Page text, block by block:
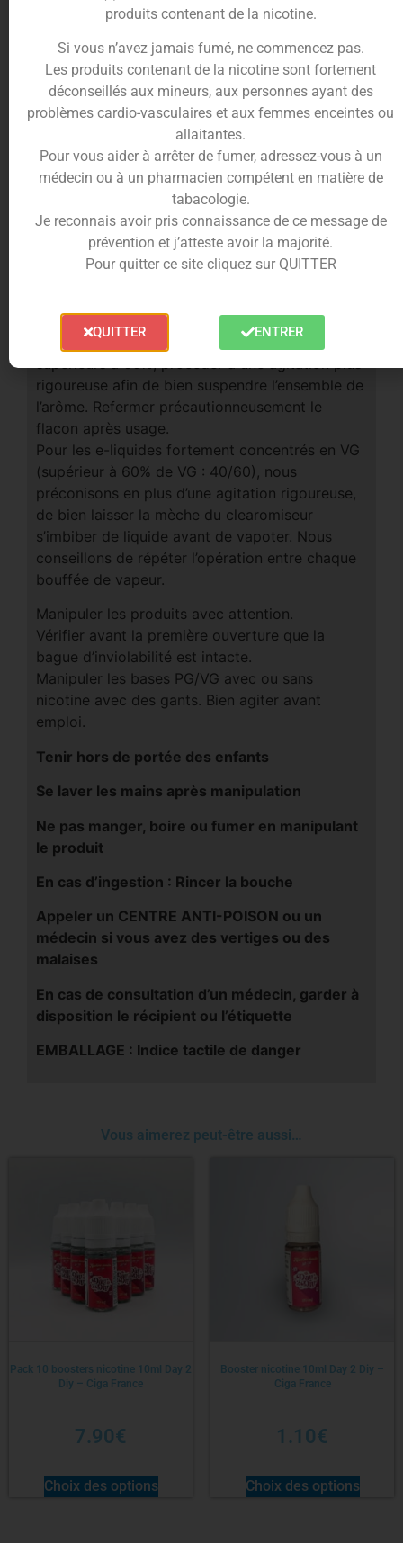
Respectez les précautions
d’utilisations des e-liquides
Au-delà de 1.66% m/m de Nicotine, Toxique en
Entre 0.25% et 1.66% m/m de Nicotine, Nocif
en cas d’ingestion
Bien agiter avant la première ouverture et avant
chaque utilisation. Pour les taux de VG
supérieurs à 60%, procéder à une agitation plus
rigoureuse afin de bien suspendre l’ensemble de
l’arôme. Refermer précautionneusement le
flacon après usage.
Pour les e-liquides fortement concentrés en VG
(supérieur à 60% de VG : 40/60), nous
préconisons en plus d’une agitation rigoureuse,
de bien laisser la mèche du clearomiseur
s’imbiber de liquide avant de vapoter. Nous
conseillons de répéter l’opération entre chaque
bouffée de vapeur.
Manipuler les produits avec attention.
Vérifier avant la première ouverture que la
bague d’inviolabilité est intacte.
Manipuler les bases PG/VG avec ou sans
nicotine avec des gants. Bien agiter avant
emploi.
Tenir hors de portée des enfants
Se laver les mains après manipulation
Ne pas manger, boire ou fumer en manipulant
le produit
En cas d’ingestion : Rincer la bouche
Appeler un CENTRE ANTI-POISON ou un
médecin si vous avez des vertiges ou des
malaises
En cas de consultation d’un médecin, garder à
disposition le récipient ou l’étiquette
EMBALLAGE : Indice tactile de danger
Vous aimerez peut-être aussi…
Pack 10 boosters nicotine 10ml Day 2
Diy – Ciga France
7.90€
Choix des options
Booster nicotine 10ml Day 2 Diy –
Ciga France
1.10€
Choix des options
produits contenant de la nicotine.
Si vous n’avez jamais fumé, ne commencez pas.
Les produits contenant de la nicotine sont fortement
déconseillés aux mineurs, aux personnes ayant des
problèmes cardio-vasculaires et aux femmes enceintes ou
allaitantes.
Pour vous aider à arrêter de fumer, adressez-vous à un
médecin ou à un pharmacien compétent en matière de
tabacologie.
Je reconnais avoir pris connaissance de ce message de
prévention et j’atteste avoir la majorité.
Pour quitter ce site cliquez sur QUITTER
QUITTER ENTRER